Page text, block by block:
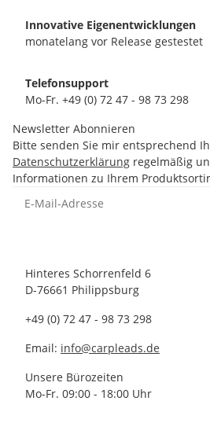
Innovative Eigenentwicklungen
monatelang vor Release gestestet
Telefonsupport
Mo-Fr. +49 (0) 72 47 - 98 73 298
Newsletter Abonnieren
Bitte senden Sie mir entsprechend
Datenschutzerklärung regelmäßig
Informationen zu Ihrem
Hinteres Schorrenfeld 6
D-76661 Philippsburg
+49 (0) 72 47 - 98 73 298
Email: info@carpleads.de
Unsere Bürozeiten
Mo-Fr. 09:00 - 18:00 Uhr